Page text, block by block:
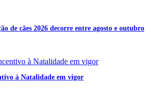
de cães 2026 decorre entre agosto e outubro
à Natalidade em vigor